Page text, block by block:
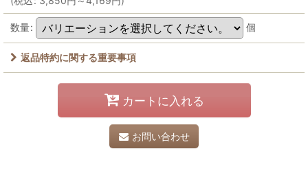
数量: 個
返品特約に関する重要事項
カートに入れる
お問い合わせ